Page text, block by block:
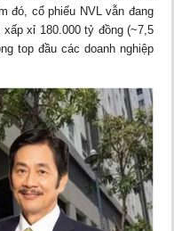
đó, cổ phiếu NVL vẫn đang
xỉ 180.000 tỷ đồng (~7,5
top đầu các doanh nghiệp